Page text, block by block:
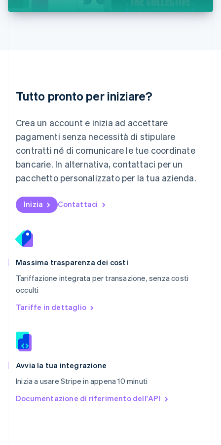
Tutto pronto per iniziare?
Crea un account e inizia ad accettare
pagamenti senza necessità di stipulare
contratti né di comunicare le tue coordinate
bancarie. In alternativa, contattaci per un
pacchetto personalizzato per la tua azienda.
Inizia Contattaci
Massima trasparenza dei costi
Tariffazione integrata per transazione, senza costi
occulti
Tariffe in dettaglio
Avvia la tua integrazione
Inizia a usare Stripe in appena 10 minuti
Documentazione di riferimento dell'API
Liechtenstein
Malta
English
EspañolEnglish
Norvegia
English
Nuova Zelanda
English
NederlandsEnglish
English
Portogallo
RAS di Hong Kong, Cina
English
English
English
Romania
English
Slovacchia
Slovenia
English Italiano
EspañolEnglish
English Español 简体中文